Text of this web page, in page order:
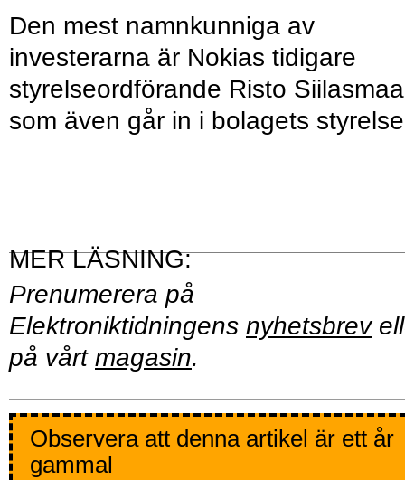
Den mest namnkunniga av
investerarna är Nokias tidigare
styrelseordförande Risto
som även går in i bolagets
Prenumerera på
Elektroniktidningens nyhetsbrev
på vårt magasin.
Observera att denna artikel är ett år
gammal